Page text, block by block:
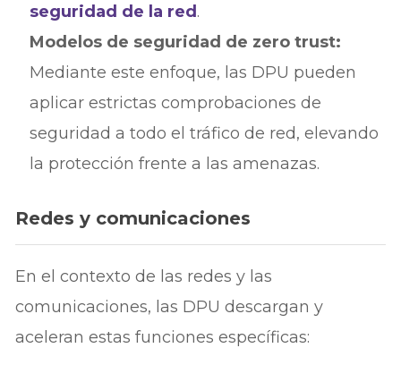
seguridad de la red.
Modelos de seguridad de zero trust:
Mediante este enfoque, las DPU pueden
aplicar estrictas comprobaciones de
seguridad a todo el tráfico de red, elevando
la protección frente a las amenazas.
Redes y comunicaciones
En el contexto de las redes y las
comunicaciones, las DPU descargan y
aceleran estas funciones específicas: